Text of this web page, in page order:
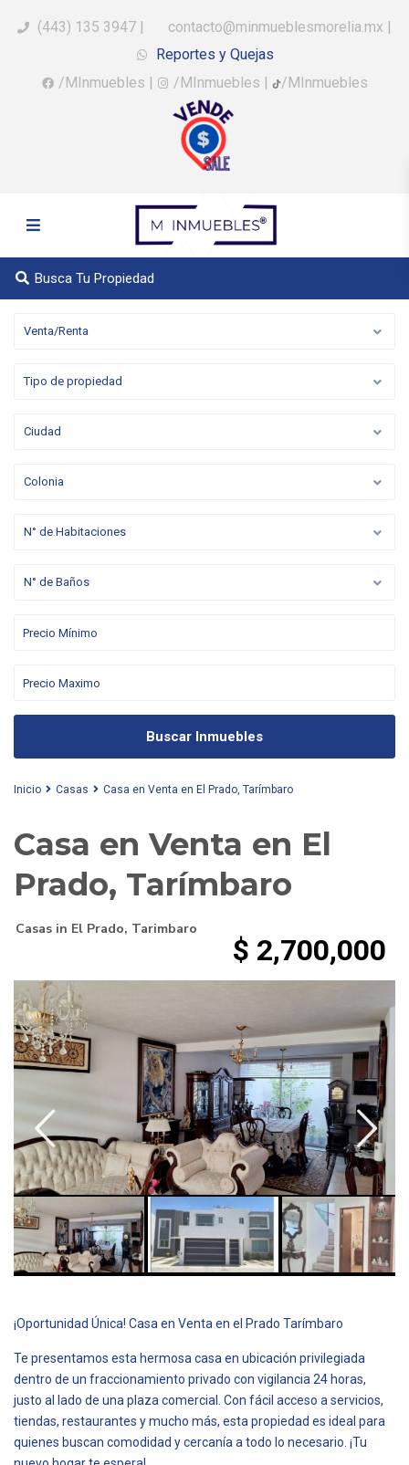
(443) 135 3947 | contacto@minmueblesmorelia.mx |
Reportes y Quejas
/MInmuebles | /MInmuebles | /MInmuebles
Busca Tu Propiedad
Venta/Renta
Tipo de propiedad
Ciudad
Colonia
N° de Habitaciones
N° de Baños
Buscar Inmuebles
Inicio Casas Casa en Venta en El Prado, Tarímbaro
Casa en Venta en El
Prado, Tarímbaro
Casas in El Prado, Tarimbaro
$ 2,700,000
¡Oportunidad Única! Casa en Venta en el Prado Tarímbaro
Te presentamos esta hermosa casa en ubicación privilegiada
dentro de un fraccionamiento privado con vigilancia 24 horas,
justo al lado de una plaza comercial. Con fácil acceso a servicios,
tiendas, restaurantes y mucho más, esta propiedad es ideal para
quienes buscan comodidad y cercanía a todo lo necesario. ¡Tu